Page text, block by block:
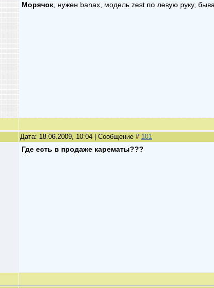
Морячок , нужен banax, модель zest по левую руку,
Дата: 18.06.2009, 10:04 | Сообщение # 101
Где есть в продаже карематы???